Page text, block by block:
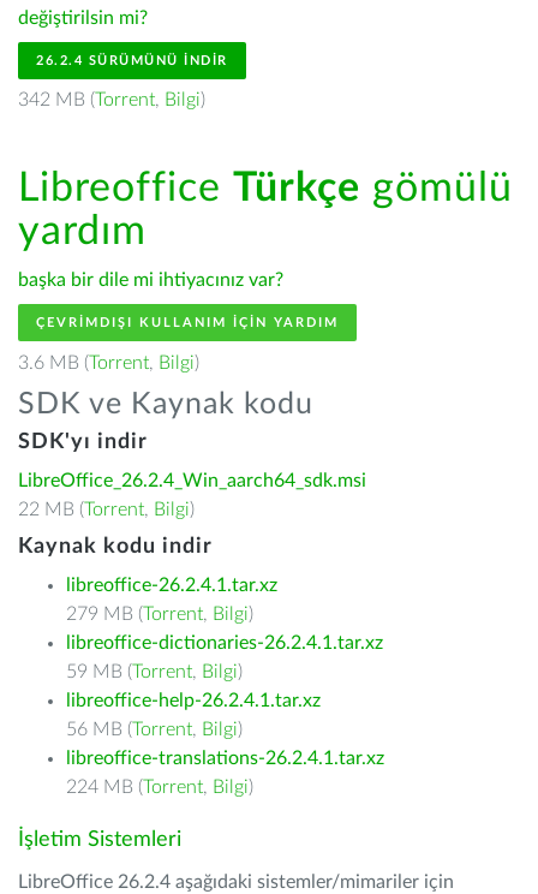
değiştirilsin mi?
26.2.4 SÜRÜMÜNÜ İNDIR
342 MB (Torrent, Bilgi)
Libreoffice Türkçe gömülü
yardım
başka bir dile mi ihtiyacınız var?
ÇEVRIMDIŞI KULLANIM IÇIN YARDIM
3.6 MB (Torrent, Bilgi)
SDK ve Kaynak kodu
SDK'yı indir
LibreOffice_26.2.4_Win_aarch64_sdk.msi
22 MB (Torrent, Bilgi)
Kaynak kodu indir
libreoffice-26.2.4.1.tar.xz
279 MB (Torrent, Bilgi)
libreoffice-dictionaries-26.2.4.1.tar.xz
59 MB (Torrent, Bilgi)
libreoffice-help-26.2.4.1.tar.xz
56 MB (Torrent, Bilgi)
libreoffice-translations-26.2.4.1.tar.xz
224 MB (Torrent, Bilgi)
İşletim Sistemleri
LibreOffice 26.2.4 aşağıdaki sistemler/mimariler için